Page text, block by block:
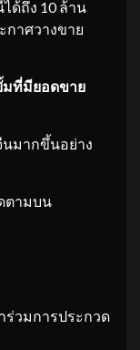
ด้ถึง 10 ล้าน
กาศวางขาย
มที่มียอดขาย
มากขึ้นอย่าง
ตามบน
ร่วมการประกวด